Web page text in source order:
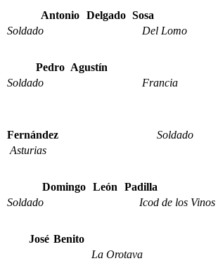
Antonio Delgado Sosa
Soldado Del Lomo
Pedro Agustín
Soldado Francia
Fernández
Asturias
Domingo León Padilla
Soldado Icod de los Vinos
José Benito
La Orotava